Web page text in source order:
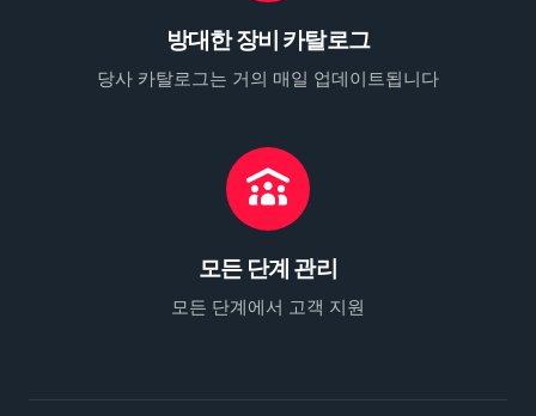
방대한 장비 카탈로그
당사 카탈로그는 거의 매일 업데이트됩니다
모든 단계 관리
모든 단계에서 고객 지원